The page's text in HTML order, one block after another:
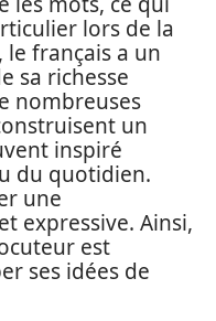
lors de la
le français a un
sa richesse
nombreuses
un
inspiré
du quotidien.
une
expressive. Ainsi,
est
ses idées de